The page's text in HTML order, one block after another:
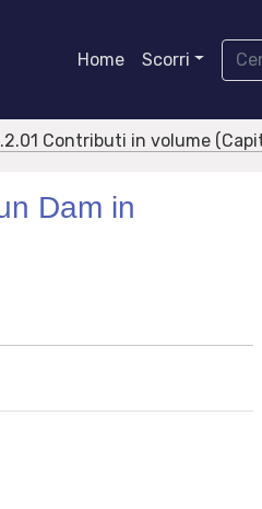
Home Scorri
Contributi in volume
Dam in